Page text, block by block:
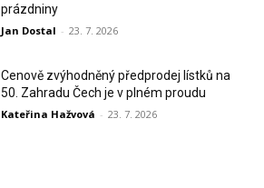
prázdniny
Jan Dostal - 23. 7. 2026
Cenově zvýhodněný předprodej lístků na
50. Zahradu Čech je v plném proudu
Kateřina Hažvová - 23. 7. 2026